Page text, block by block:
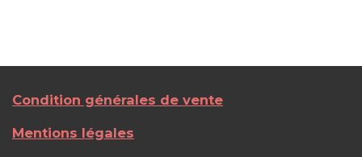
Condition générales de vente
Mentions légales